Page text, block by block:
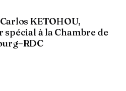
KETOHOU,
à la Chambre de